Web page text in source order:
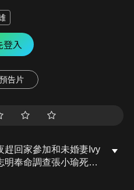
登入
告片
趕回家參加和未婚妻Ivy
明奉命調查張小瑜死因